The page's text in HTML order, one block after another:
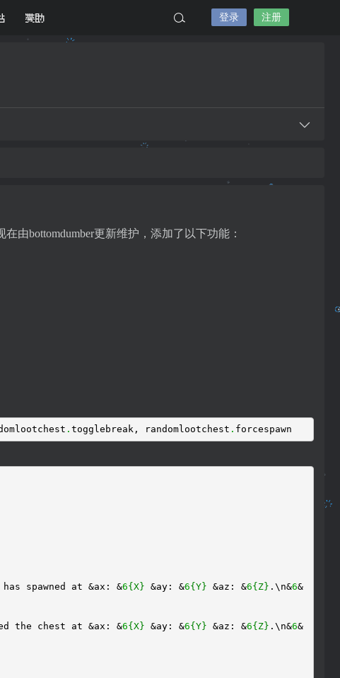
赞助 登录 注册
由bottomdumber更新维护，添加了以下功能：
. togglebreak, randomlootchest . forcespawn
spawned at &ax: &6{X} &ay: &6{Y} &az: &6{Z} .\n&6&
the chest at &ax: &6{X} &ay: &6{Y} &az: &6{Z} .\n&6&